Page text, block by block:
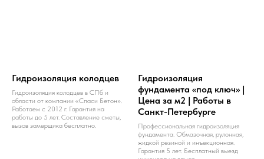
Гидроизоляция колодцев
Гидроизоляция колодцев в СПб и
области от компании «Спаси Бетон».
Работаем с 2012 г. Гарантия на
работы до 5 лет. Составление сметы,
вызов замерщика бесплатно.
Гидроизоляция
фундамента «под ключ» |
Цена за м2 | Работы в
Санкт-Петербурге
Профессиональная гидроизоляция
фундамента. Обмазочная, рулонная,
жидкой резиной и инъекционная.
Гарантия 5 лет. Бесплатный выезд